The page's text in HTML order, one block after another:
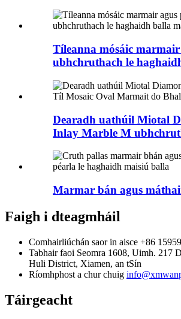
Tíleanna mósáic
ubhchruthach le
Dearadh uathúil Miotal
Inlay Marble M
Marmar bán agus
Faigh i dteagmháil
Comhairliúchán saor in aisce +86
Tabhair faoi Seomra 1608, Uimh. 217
Huli District, Xiamen, an tSín
Ríomhphost a chur chuig
Táirgeacht